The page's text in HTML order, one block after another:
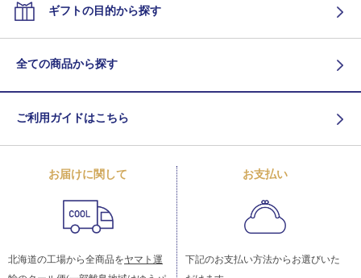
ギフトの目的から探す
全ての商品から探す
ご利用ガイドはこちら
お届けに関して
北海道の工場から全商品をヤマト運
お支払い
下記のお支払い方法からお選びいた